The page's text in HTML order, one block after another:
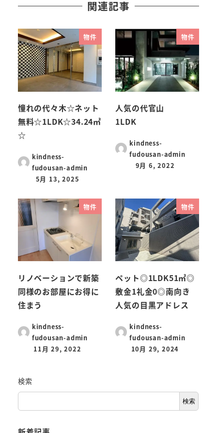
関連記事
物件
憧れの代々木☆ネット
無料☆1LDK☆34.24㎡
☆
kindness-
fudousan-admin
5月 13, 2025
物件
人気の代官山
1LDK
kindness-
fudousan-admin
9月 6, 2022
物件
リノベーションで新築
同様のお部屋にお得に
住まう
kindness-
fudousan-admin
11月 29, 2022
物件
ペット◎1LDK51㎡◎
敷金1礼金0◎南向き
人気の目黒アドレス
kindness-
fudousan-admin
10月 29, 2024
検索
検索